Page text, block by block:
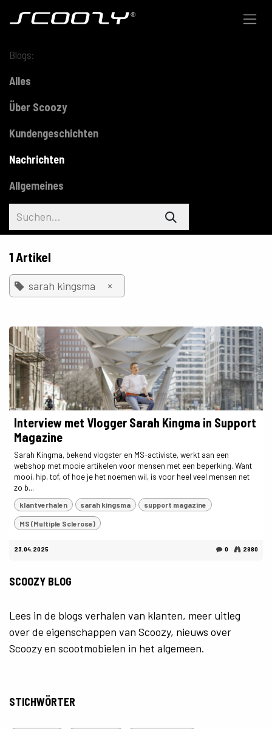
Blogs:
Alles
Über Scoozy
Kundengeschichten
Nachrichten
Allgemeines
1 Artikel
sarah kingsma ×
Interview met Vlogger Sarah Kingma in Support
Magazine
Sarah Kingma, bekend vlogster en MS-activiste, werkt aan een
webshop met mooie artikelen voor mensen met een beperking. Want
mooi, hip, tof, of hoe je het noemen wil, is voor heel veel mensen net
zo b...
klantverhalen sarah kingsma support magazine
MS (Multiple Sclerose)
23.04.2025 0 2880
SCOOZY BLOG
Lees in de blogs verhalen van klanten, meer uitleg
over de eigenschappen van Scoozy, nieuws over
Scoozy en scootmobielen in het algemeen.
STICHWÖRTER